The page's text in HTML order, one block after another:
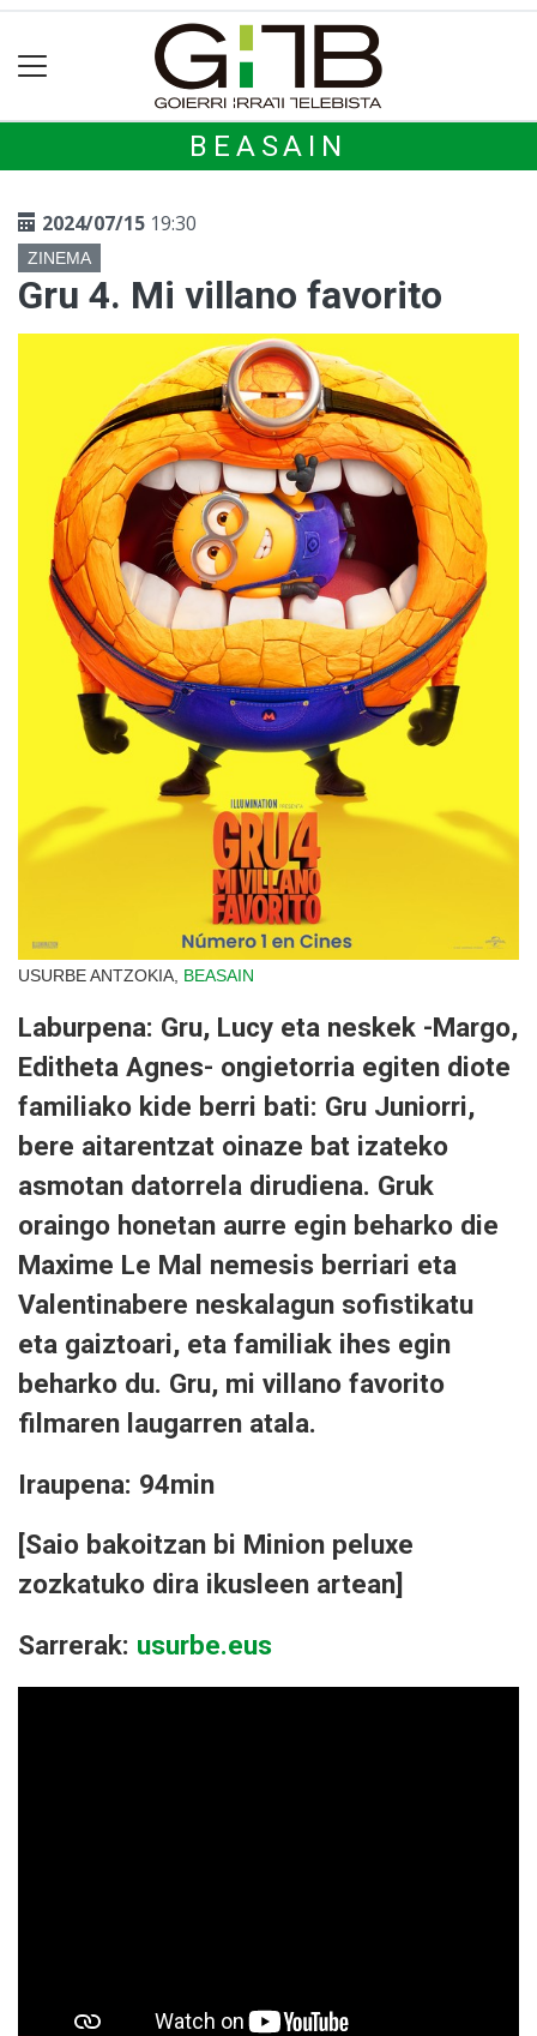
BEASAIN
2024/07/15 19:30
ZINEMA
Gru 4. Mi villano favorito
USURBE ANTZOKIA, BEASAIN
Laburpena: Gru, Lucy eta neskek -Margo,
Editheta Agnes- ongietorria egiten diote
familiako kide berri bati: Gru Juniorri,
bere aitarentzat oinaze bat izateko
asmotan datorrela dirudiena. Gruk
oraingo honetan aurre egin beharko die
Maxime Le Mal nemesis berriari eta
Valentinabere neskalagun sofistikatu
eta gaiztoari, eta familiak ihes egin
beharko du. Gru, mi villano favorito
filmaren laugarren atala.
Iraupena: 94min
[Saio bakoitzan bi Minion peluxe
zozkatuko dira ikusleen artean]
Sarrerak: usurbe.eus